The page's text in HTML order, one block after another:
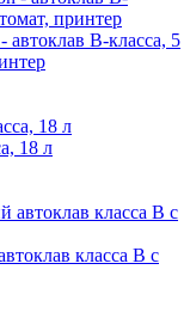
автоклав B-класса, 5
18 л
класса B с